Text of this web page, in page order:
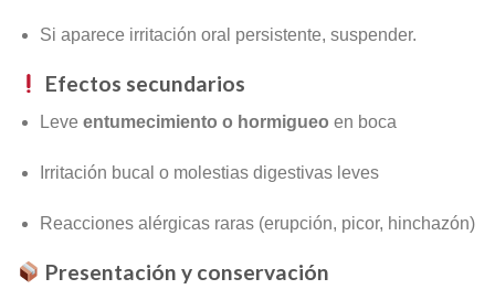
Si aparece irritación oral persistente, suspender.
Efectos secundarios
Leve entumecimiento o hormigueo en boca
Irritación bucal o molestias digestivas leves
Reacciones alérgicas raras (erupción, picor, hinchazón)
Presentación y conservación